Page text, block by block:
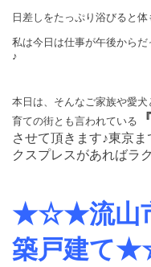
日差しをたっぷり浴びると
私は今日は仕事が午後から
♪
本日は、そんなご家族や愛
育ての街とも言われている
させて頂きます♪東京
クスプレスがあればラ
★☆★流山
築戸建て